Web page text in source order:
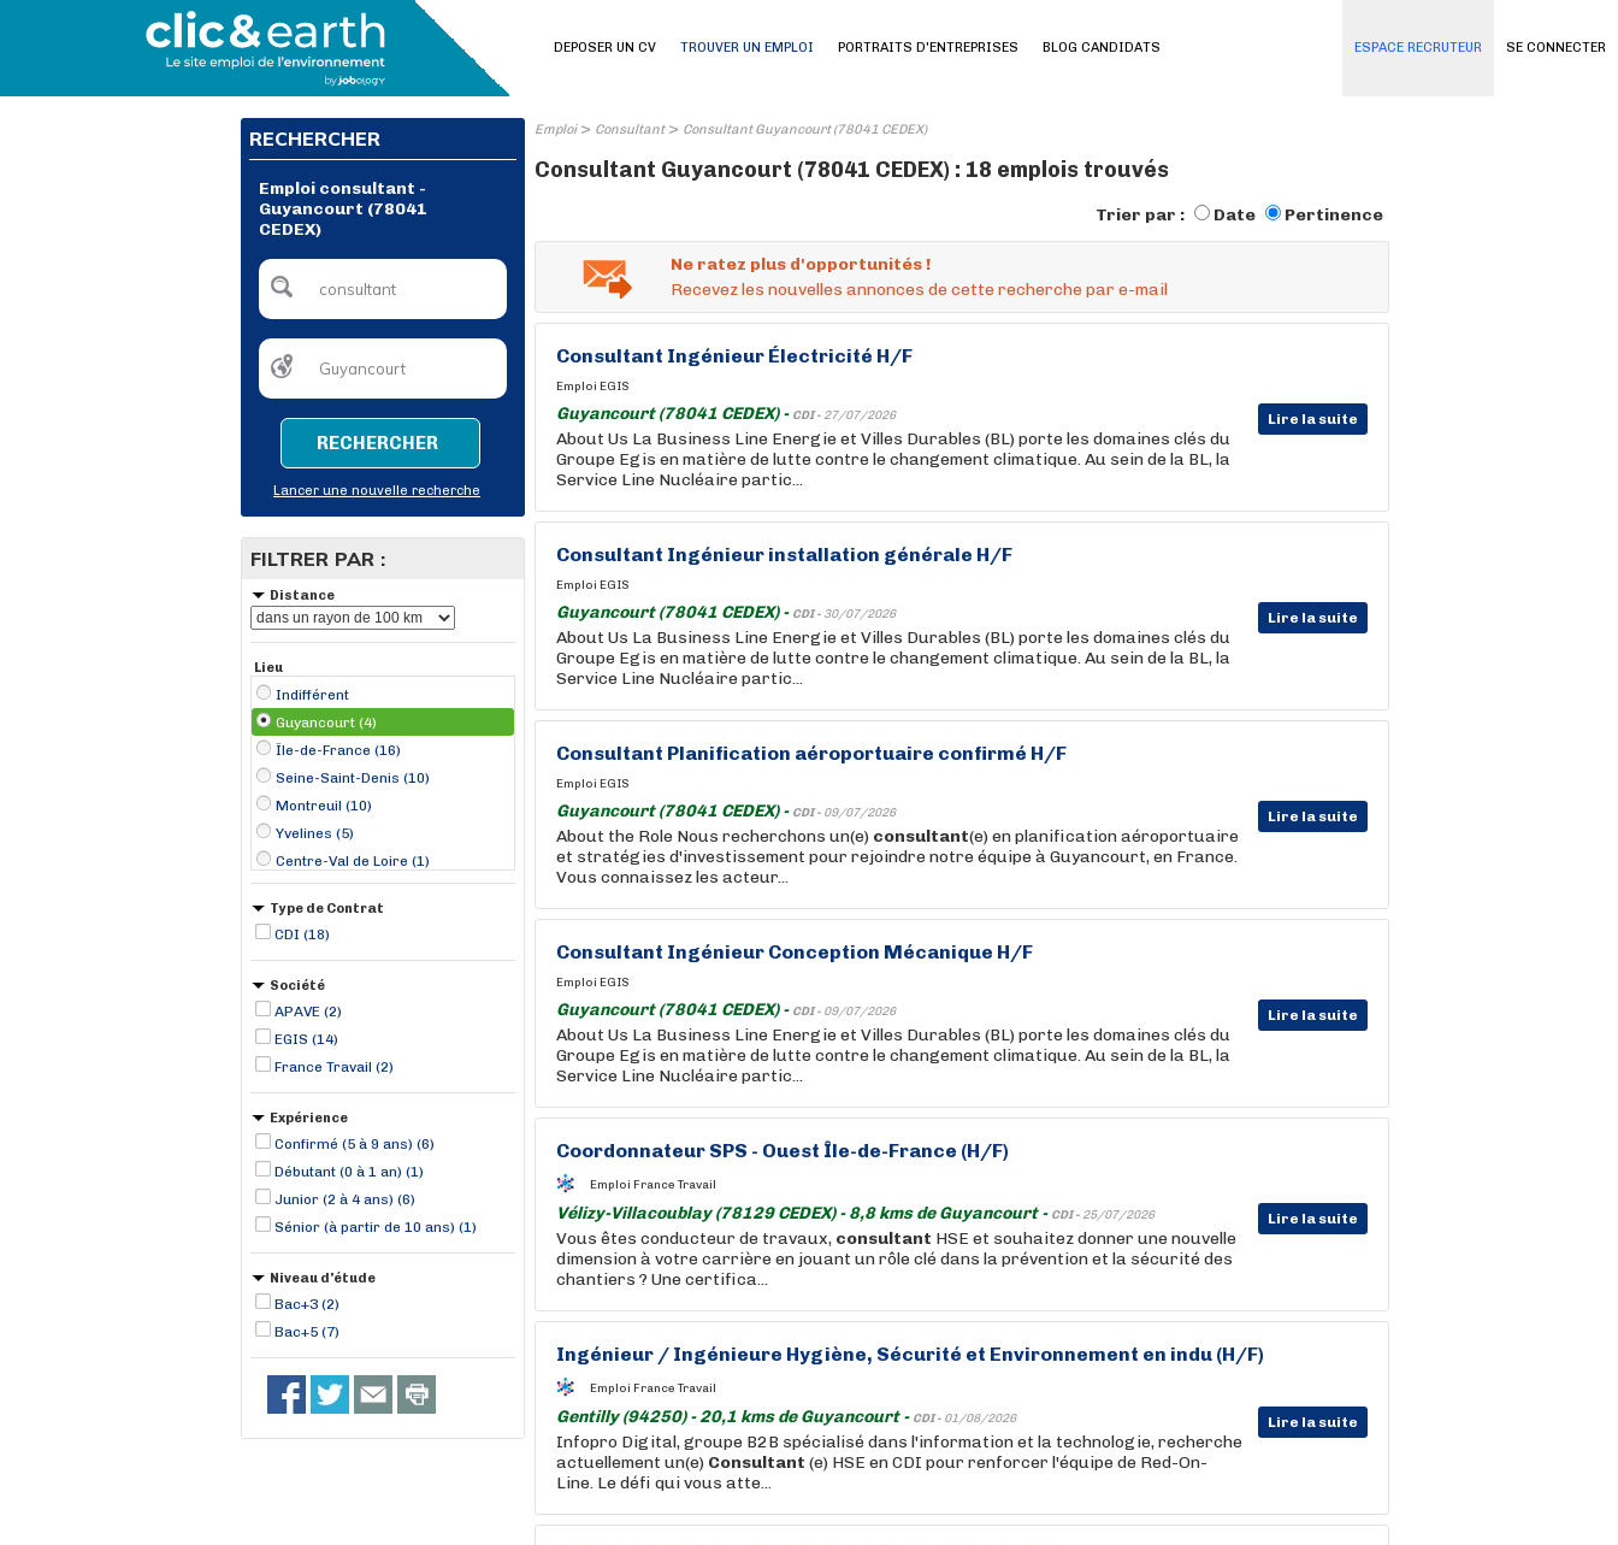
SE CONNECTER
DEPOSER UN CV TROUVER UN EMPLOI PORTRAITS D'ENTREPRISES BLOG CANDIDATS ESPACE RECRUTEUR
RECHERCHER
Emploi consultant -
Guyancourt (78041
CEDEX)
RECHERCHER
Lancer une nouvelle recherche
FILTRER PAR :
Distance
Lieu
Indifférent
Guyancourt (4)
Île-de-France (16)
Seine-Saint-Denis (10)
Montreuil (10)
Yvelines (5)
Centre-Val de Loire (1)
Compiègne (1)
Gentilly (1)
Orléans (1)
Type de Contrat
CDI (18)
Société
APAVE (2)
EGIS (14)
France Travail (2)
Expérience
Confirmé (5 à 9 ans) (6)
Débutant (0 à 1 an) (1)
Junior (2 à 4 ans) (6)
Sénior (à partir de 10 ans) (1)
Niveau d'étude
Bac+3 (2)
Bac+5 (7)
Emploi> Consultant> Consultant Guyancourt (78041 CEDEX)
Consultant Guyancourt (78041 CEDEX) : 18 emplois trouvés
Trier par : Date Pertinence
Ne ratez plus d'opportunités !
Recevez les nouvelles annonces de cette recherche par e-mail
Consultant Ingénieur Électricité H/F
Emploi EGIS
Guyancourt (78041 CEDEX) - CDI - 27/07/2026 Lire la suite
About Us La Business Line Energie et Villes Durables (BL) porte les domaines clés du
Groupe Egis en matière de lutte contre le changement climatique. Au sein de la BL, la
Service Line Nucléaire partic...
Consultant Ingénieur installation générale H/F
Emploi EGIS
Guyancourt (78041 CEDEX) - CDI - 30/07/2026 Lire la suite
About Us La Business Line Energie et Villes Durables (BL) porte les domaines clés du
Groupe Egis en matière de lutte contre le changement climatique. Au sein de la BL, la
Service Line Nucléaire partic...
Consultant Planification aéroportuaire confirmé H/F
Emploi EGIS
Guyancourt (78041 CEDEX) - CDI - 09/07/2026 Lire la suite
About the Role Nous recherchons un(e) consultant(e) en planification aéroportuaire
et stratégies d'investissement pour rejoindre notre équipe à Guyancourt, en France.
Vous connaissez les acteur...
Consultant Ingénieur Conception Mécanique H/F
Emploi EGIS
Guyancourt (78041 CEDEX) - CDI - 09/07/2026 Lire la suite
About Us La Business Line Energie et Villes Durables (BL) porte les domaines clés du
Groupe Egis en matière de lutte contre le changement climatique. Au sein de la BL, la
Service Line Nucléaire partic...
Coordonnateur SPS - Ouest Île-de-France (H/F)
Emploi France Travail
Vélizy-Villacoublay (78129 CEDEX) - 8,8 kms de Guyancourt - CDI - 25/07/2026 Lire la suite
Vous êtes conducteur de travaux, consultant HSE et souhaitez donner une nouvelle
dimension à votre carrière en jouant un rôle clé dans la prévention et la sécurité des
chantiers ? Une certifica...
Ingénieur / Ingénieure Hygiène, Sécurité et Environnement en indu (H/F)
Emploi France Travail
Gentilly (94250) - 20,1 kms de Guyancourt - CDI - 01/08/2026 Lire la suite
Infopro Digital, groupe B2B spécialisé dans l'information et la technologie, recherche
actuellement un(e) Consultant (e) HSE en CDI pour renforcer l'équipe de Red-On-
Line. Le défi qui vous atte...